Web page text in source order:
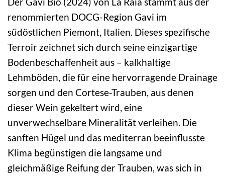
renommierten DOCG-Region Gavi im
südöstlichen Piemont, Italien. Dieses spezifische
Terroir zeichnet sich durch seine einzigartige
Bodenbeschaffenheit aus – kalkhaltige
Lehmböden, die für eine hervorragende Drainage
sorgen und den Cortese-Trauben, aus denen
dieser Wein gekeltert wird, eine
unverwechselbare Mineralität verleihen. Die
sanften Hügel und das mediterran beeinflusste
Klima begünstigen die langsame und
gleichmäßige Reifung der Trauben, was sich in